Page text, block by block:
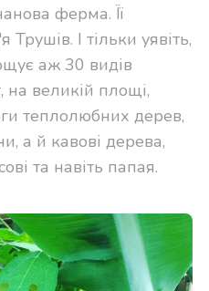
ферма. Її
І тільки уявіть,
аж 30 видів
на великій площі,
теплолюбних дерев,
а й кавові дерева,
та навіть папая.